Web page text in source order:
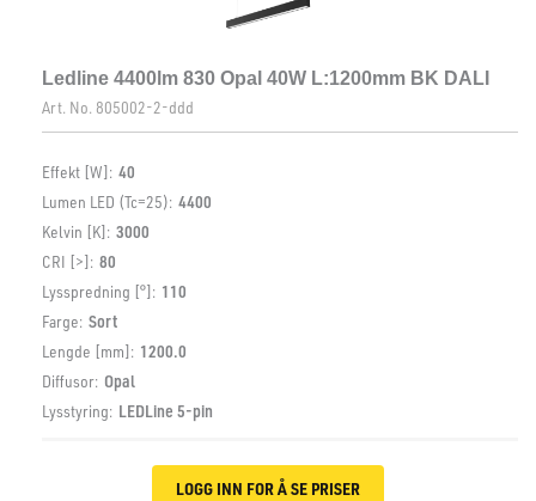
Ledline 4400lm 830 Opal 40W L:1200mm BK DALI
Art. No. 805002-2-ddd
Effekt [W]: 40
Lumen LED (Tc=25): 4400
Kelvin [K]: 3000
CRI [>]: 80
Lysspredning [°]: 110
Farge: Sort
Lengde [mm]: 1200.0
Diffusor: Opal
Lysstyring: LEDLine 5-pin
LOGG INN FOR Å SE PRISER